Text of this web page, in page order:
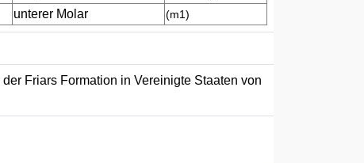
unterer Molar (m1)
Friars Formation in Vereinigte Staaten von